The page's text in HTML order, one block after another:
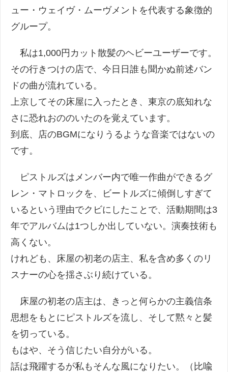
ュー・ウェイヴ・ムーヴメントを代表する象徴的
グループ。
私は1,000円カット散髪のヘビーユーザーです。
その行きつけの店で、今日日誰も聞かぬ前述バン
ドの曲が流れている。
上京してその床屋に入ったとき、東京の底知れな
さに恐れおののいたのを覚えています。
到底、店のBGMになりうるような音楽ではないの
です。
ピストルズはメンバー内で唯一作曲ができるグ
レン・マトロックを、ビートルズに傾倒しすぎて
いるという理由でクビにしたことで、活動期間は3
年でアルバムは1つしか出していない。演奏技術も
高くない。
けれども、床屋の初老の店主、私を含め多くのリ
スナーの心を揺さぶり続けている。
床屋の初老の店主は、きっと何らかの主義信条
思想をもとにピストルズを流し、そして黙々と髪
を切っている。
もはや、そう信じたい自分がいる。
話は飛躍するが私もそんな風になりたい。（比喩